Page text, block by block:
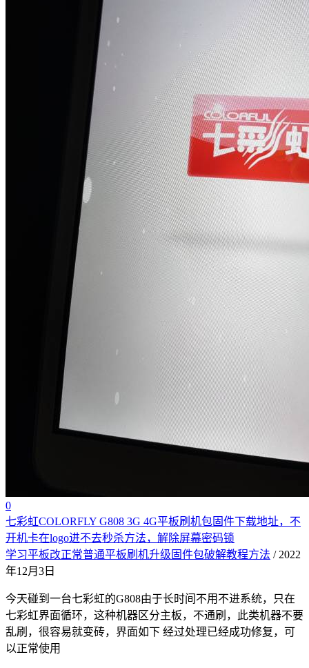
0
七彩虹COLORFLY G808 3G 4G平板刷机包固件下载地址，不
开机卡在logo进不去秒杀方法，解除屏幕密码锁
学习平板改正常普通平板刷机升级固件包破解教程方法 / 2022
年12月3日
今天碰到一台七彩虹的G808由于长时间不用不进系统，只在
七彩虹界面循环，这种机器区分主板，不通刷，此类机器不要
乱刷，很容易就变砖，界面如下 经过处理已经成功修复，可
以正常使用